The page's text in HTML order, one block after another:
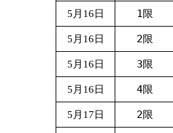
5月16日 1限
5月16日 2限
5月16日 3限
5月16日 4限
5月17日 2限